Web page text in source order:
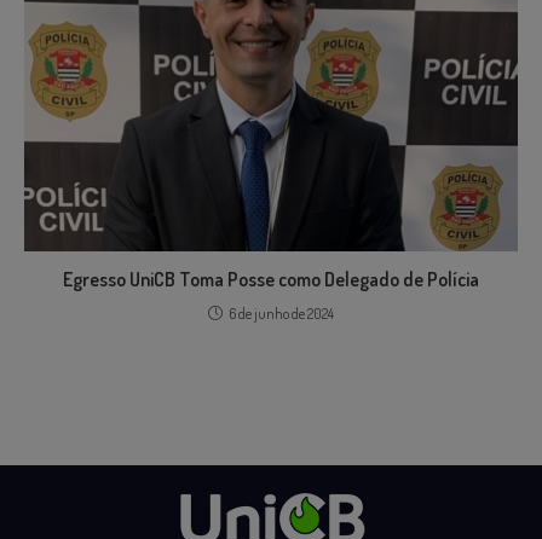
Egresso UniCB Toma Posse como Delegado de Polícia
6 de junho de 2024